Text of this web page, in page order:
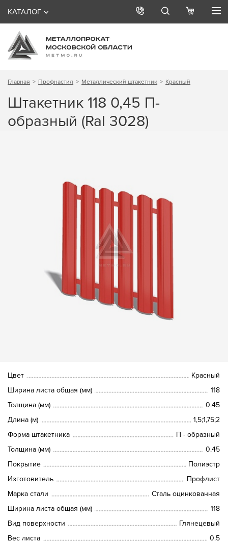
КАТАЛОГ
Главная Профнастил Металлический штакетник Красный
Штакетник 118 0,45 П-
образный (Ral 3028)
Цвет
Красный
Ширина листа общая (мм)
118
Толщина (мм)
0.45
Длина (м)
1,5;1,75;2
Форма штакетника
П - образный
Толщина (мм)
0.45
Покрытие
Полиэстр
Изготовитель
Профлист
Марка стали
Сталь оцинкованная
Ширина листа общая (мм)
118
Вид поверхности
Глянецевый
Вес листа
0.5